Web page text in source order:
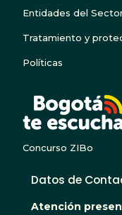
Entidades del
Tratamiento y
Políticas
Concurso ZIBo
Datos de
Atención